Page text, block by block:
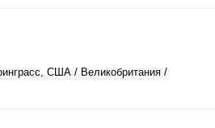
США / Великобритания /